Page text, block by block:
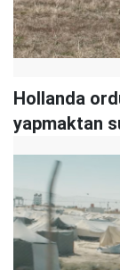
Hollanda
yapmaktan